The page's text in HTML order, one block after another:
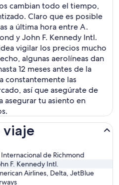
cambian todo el tiempo,
Claro que es posible
a última hora entre A.
y John F. Kennedy Intl.
vigilar los precios mucho
algunas aerolíneas dan
12 meses antes de la
constantemente las
así que asegúrate de
asegurar tu asiento en
de Richmond
F. Kennedy Intl.
Airlines, Delta, JetBlue